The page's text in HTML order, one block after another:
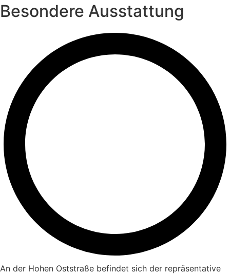
Besondere Ausstattung
An der Hohen Oststraße befindet sich der repräsentative